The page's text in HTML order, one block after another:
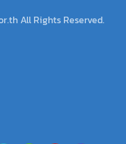
All Rights Reserved.